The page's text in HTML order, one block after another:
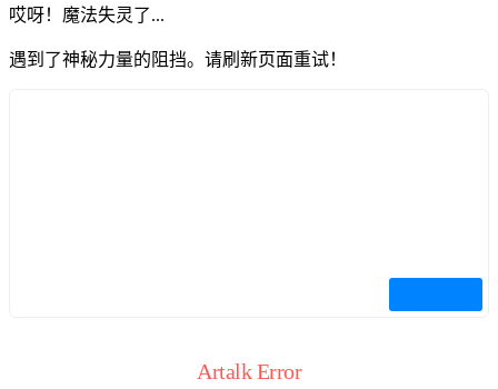
哎呀！魔法失灵了...
遇到了神秘力量的阻挡。请刷新页面重试！
Artalk Error